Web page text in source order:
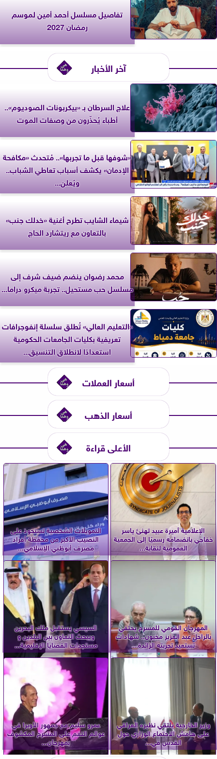
تفاصيل مسلسل أحمد أمين لموسم
رمضان 2027
آخر الأخبار
علاج السرطان بـ «بيكربونات الصوديوم»..
أطباء يُحذّرون من وصفات الموت
«شوفها قبل ما تجربها».. مُتحدث «مكافحة
الإدمان» يكشف أسباب تعاطي الشباب..
ويُعلن...
شيماء الشايب تطرح أغنية «خدلك جنب»
بالتعاون مع ريتشارد الحاج
محمد رضوان ينضم ضيف شرف إلى
مسلسل حب مستحيل.. تجربة ميكرو دراما...
«التعليم العالي» تُطلق سلسلة إنفوجرافات
تعريفية بكليات الجامعات الحكومية
استعدادًا لانطلاق التنسيق...
أسعار العملات
أسعار الذهب
الأعلى قراءة
الإعلامية أميرة عبيد تهنئ ياسر
خفاجي بانضمامه رسميًا إلى الجمعية
العمومية لنقابة...
التمويلات الشخصية تستحوذ على
النصيب الأكبر من محفظة أفراد
مصرف أبوظبي الإسلامي...
المهرجان القومي للمسرح يحتفي
بالراحل عبد العزيز مخيون.. شهادات
تستعيد تجربته الرائدة...
السيسي يستقبل ملك البحرين
ويبحث التعاون بين البلدين و
مستجدات القضايا الإقليمية...
وزير الخارجية يلتقي نظيره العراقي
على هامش الاجتماع الوزاري حول
القدس في...
عمرو سليم مع جمهور الأوبرا في
عوالم النغم على المسرح المكشوف
بمهرجان...